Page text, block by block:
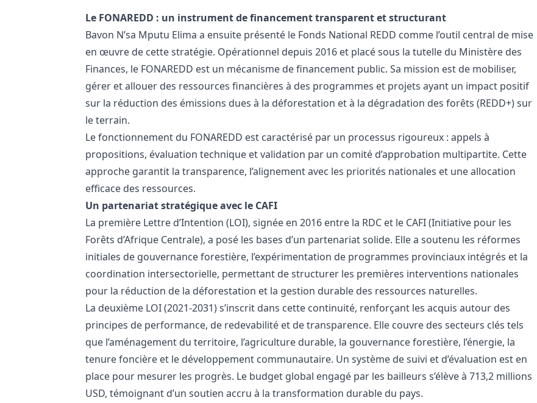
Le FONAREDD : un instrument de financement transparent et structurant
Bavon N’sa Mputu Elima a ensuite présenté le Fonds National REDD comme l’outil central de mise
en œuvre de cette stratégie. Opérationnel depuis 2016 et placé sous la tutelle du Ministère des
Finances, le FONAREDD est un mécanisme de financement public. Sa mission est de mobiliser,
gérer et allouer des ressources financières à des programmes et projets ayant un impact positif
sur la réduction des émissions dues à la déforestation et à la dégradation des forêts (REDD+) sur
le terrain.
Le fonctionnement du FONAREDD est caractérisé par un processus rigoureux : appels à
propositions, évaluation technique et validation par un comité d’approbation multipartite. Cette
approche garantit la transparence, l’alignement avec les priorités nationales et une allocation
efficace des ressources.
Un partenariat stratégique avec le CAFI
La première Lettre d’Intention (LOI), signée en 2016 entre la RDC et le CAFI (Initiative pour les
Forêts d’Afrique Centrale), a posé les bases d’un partenariat solide. Elle a soutenu les réformes
initiales de gouvernance forestière, l’expérimentation de programmes provinciaux intégrés et la
coordination intersectorielle, permettant de structurer les premières interventions nationales
pour la réduction de la déforestation et la gestion durable des ressources naturelles.
La deuxième LOI (2021-2031) s’inscrit dans cette continuité, renforçant les acquis autour des
principes de performance, de redevabilité et de transparence. Elle couvre des secteurs clés tels
que l’aménagement du territoire, l’agriculture durable, la gouvernance forestière, l’énergie, la
tenure foncière et le développement communautaire. Un système de suivi et d’évaluation est en
place pour mesurer les progrès. Le budget global engagé par les bailleurs s’élève à 713,2 millions
USD, témoignant d’un soutien accru à la transformation durable du pays.